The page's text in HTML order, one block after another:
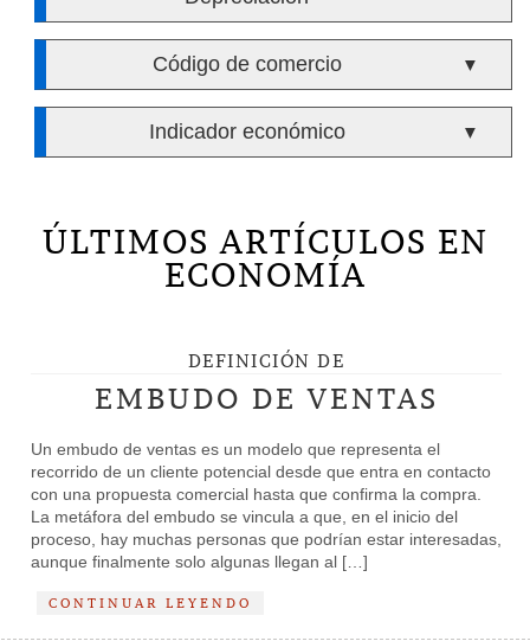
Código de comercio ▼
Indicador económico ▼
ÚLTIMOS ARTÍCULOS EN
ECONOMÍA
DEFINICIÓN DE
EMBUDO DE VENTAS
Un embudo de ventas es un modelo que representa el
recorrido de un cliente potencial desde que entra en contacto
con una propuesta comercial hasta que confirma la compra.
La metáfora del embudo se vincula a que, en el inicio del
proceso, hay muchas personas que podrían estar interesadas,
aunque finalmente solo algunas llegan al […]
CONTINUAR LEYENDO